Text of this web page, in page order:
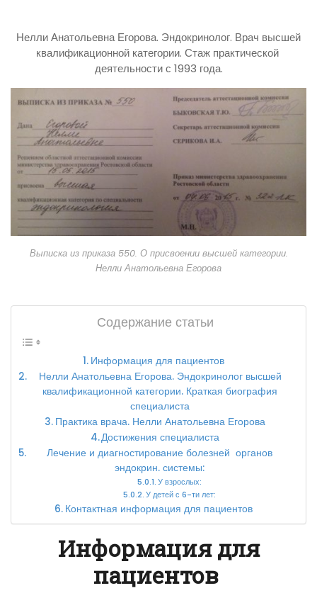
Нелли Анатольевна Егорова. Эндокринолог. Врач высшей
квалификационной категории. Стаж практической
деятельности с 1993 года.
Выписка из приказа 550. О присвоении высшей категории.
Нелли Анатольевна Егорова
Содержание статьи
Информация для пациентов
Нелли Анатольевна Егорова. Эндокринолог высшей
квалификационной категории. Краткая биография
специалиста
Практика врача. Нелли Анатольевна Егорова
Достижения специалиста
Лечение и диагностирование болезней органов
эндокрин. системы:
У взрослых:
У детей с 6-ти лет:
Контактная информация для пациентов
Информация для
пациентов